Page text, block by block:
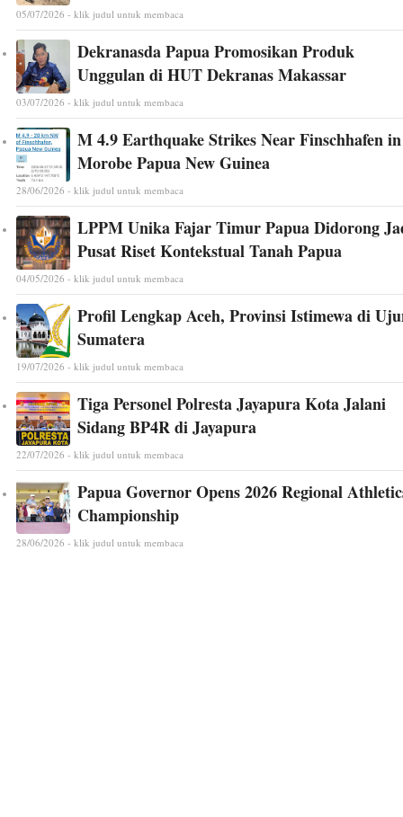
05/07/2026 - klik judul untuk membaca
Dekranasda Papua Promosikan Produk
Unggulan di HUT Dekranas Makassar
03/07/2026 - klik judul untuk membaca
M 4.9 Earthquake Strikes Near Finschhafen in
Morobe Papua New Guinea
28/06/2026 - klik judul untuk membaca
LPPM Unika Fajar Timur Papua Didorong
Pusat Riset Kontekstual Tanah Papua
04/05/2026 - klik judul untuk membaca
Profil Lengkap Aceh, Provinsi Istimewa di
Sumatera
19/07/2026 - klik judul untuk membaca
Tiga Personel Polresta Jayapura Kota Jalani
Sidang BP4R di Jayapura
22/07/2026 - klik judul untuk membaca
Papua Governor Opens 2026 Regional
Championship
28/06/2026 - klik judul untuk membaca